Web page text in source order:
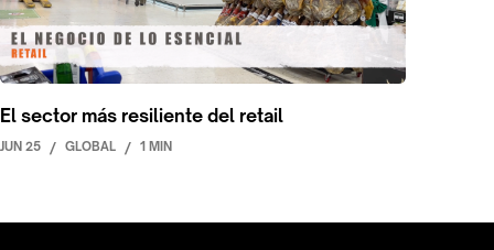
El sector más resiliente del retail
JUN 25 / GLOBAL / 1 MIN